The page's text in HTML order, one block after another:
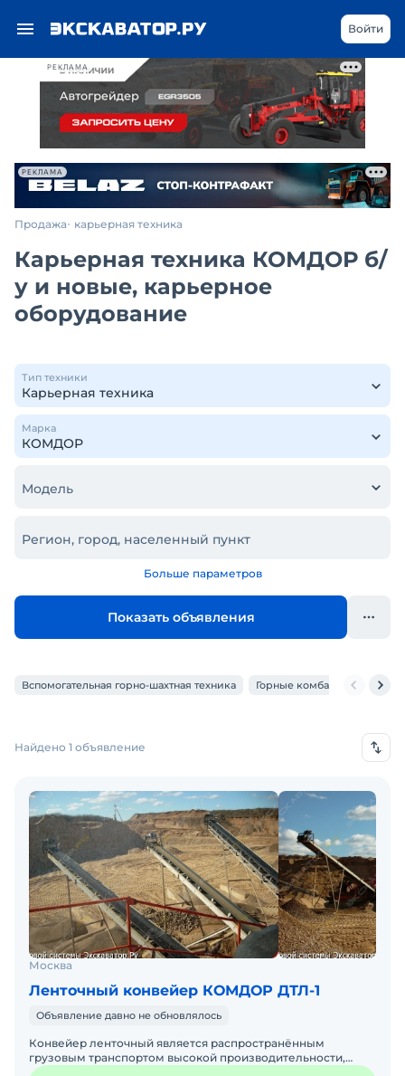
РЕКЛАМА
Войти
РЕКЛАМА
Продажа карьерная техника
Карьерная техника КОМДОР б/
у и новые, карьерное
оборудование
Тип техники
Марка
Модель
Регион, город, населенный пункт
Больше параметров
Показать объявления
Вспомогательная горно-шахтная техника Горные комбайны
Найдено 1 объявление
Москва
Ленточный конвейер КОМДОР ДТЛ-1
Объявление давно не обновлялось
Конвейер ленточный является распространённым
грузовым транспортом высокой производительности,
способным пропускать массы груза со скоростью до 400